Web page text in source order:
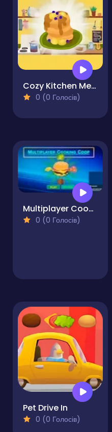
Cozy Kitchen Merge
0 (0 Голосів)
Multiplayer Cooking Coop
0 (0 Голосів)
Pet Drive In
0 (0 Голосів)